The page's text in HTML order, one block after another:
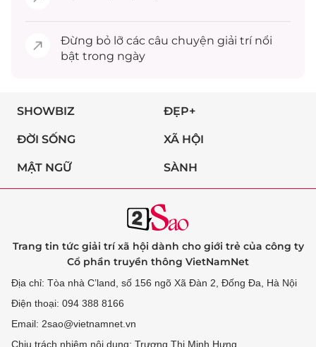
Đừng bỏ lỡ các câu chuyện giải trínổi
bật trong ngày
SHOWBIZ ĐẸP+
ĐỜI SỐNG XÃ HỘI
MẬT NGỮ SÀNH
Trang tin tức giải trí xã hội dành cho giới trẻ của công ty
Cổ phần truyền thông VietNamNet
Địa chỉ: Tòa nhà C’land, số 156 ngõ Xã Đàn 2, Đống Đa, Hà Nội
Điện thoại: 094 388 8166
Email: 2sao@vietnamnet.vn
Chịu trách nhiệm nội dung: Trương Thị Minh Hưng